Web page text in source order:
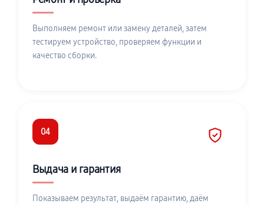
Выполняем ремонт или замену деталей, затем
тестируем устройство, проверяем функции и
качество сборки.
04
Выдача и гарантия
Показываем результат, выдаём гарантию, даём